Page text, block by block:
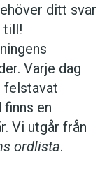
ditt svar
till!
Varje dag
felstavat
en
Vi utgår från
ordlista.